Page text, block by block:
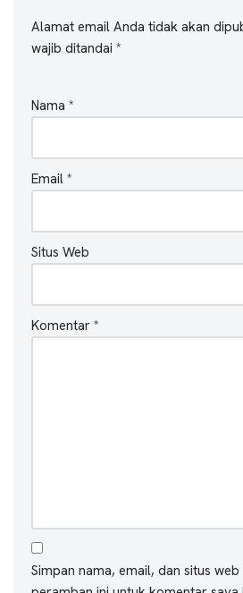
Alamat email Anda tidak akan
wajib ditandai *
Nama *
Email *
Situs Web
Komentar *
Simpan nama, email, dan situs